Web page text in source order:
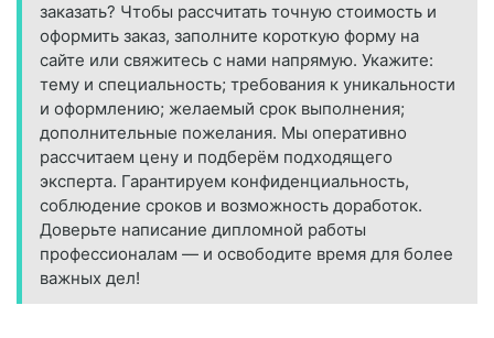
заказать? Чтобы рассчитать точную стоимость и
оформить заказ, заполните короткую форму на
сайте или свяжитесь с нами напрямую. Укажите:
тему и специальность; требования к уникальности
и оформлению; желаемый срок выполнения;
дополнительные пожелания. Мы оперативно
рассчитаем цену и подберём подходящего
эксперта. Гарантируем конфиденциальность,
соблюдение сроков и возможность доработок.
Доверьте написание дипломной работы
профессионалам — и освободите время для более
важных дел!